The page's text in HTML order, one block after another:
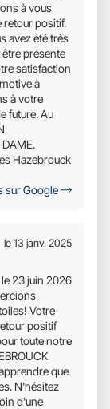
à vous
retour positif.
avez été très
être présente
satisfaction
à
à votre
future. Au
DAME.
Hazebrouck
sur Google
le 13 janv. 2025
le 23 juin 2026
Votre
positif
toute notre
que
N'hésitez
d'une